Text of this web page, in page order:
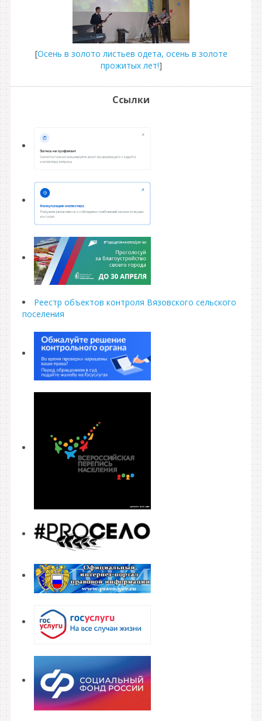
[Осень в золото листьев одета, осень в золоте
прожитых лет!]
Ссылки
Реестр объектов контроля Вязовского сельского
поселения